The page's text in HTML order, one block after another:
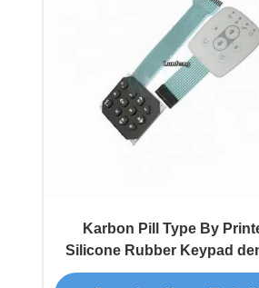
Karbon Pill Type By
Silicone Rubber Keypad
Second Processing PU